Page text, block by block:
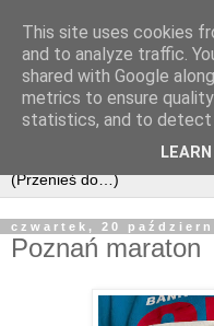
czwartek, 20
Poznań maraton
This site uses cookies
and to analyze traffic.
shared with Google
metrics to ensure
statistics, and to detect